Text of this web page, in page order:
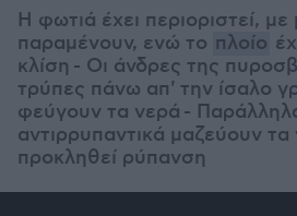
Η φωτιά έχει περιοριστεί, με
παραμένουν, ενώ το πλοίο
κλίση - Οι άνδρες της
τρύπες πάνω απ' την ίσαλο
φεύγουν τα νερά -
αντιρρυπαντικά μαζεύουν
προκληθεί ρύπανση